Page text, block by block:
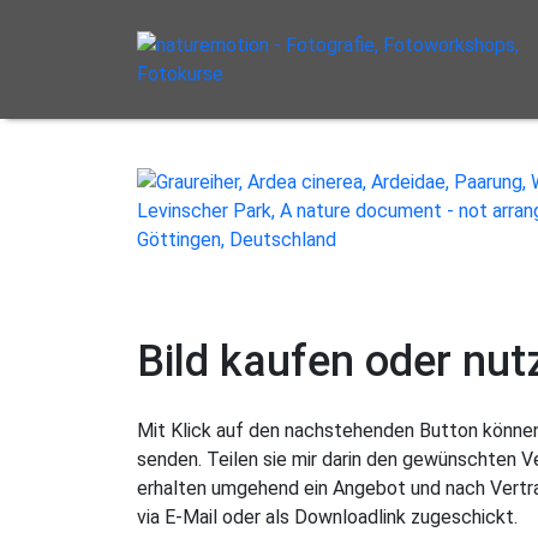
Bild kaufen oder
Mit Klick auf den nachstehenden Button
senden. Teilen sie mir darin den gewünschten
erhalten umgehend ein Angebot und nach
via E-Mail oder als Downloadlink zugeschickt.